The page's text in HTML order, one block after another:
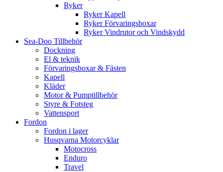
Ryker
Ryker Kapell
Ryker Förvaringsboxar
Ryker Vindrutor och Vindskydd
Sea-Doo Tillbehör
Dockning
El & teknik
Förvaringsboxar & Fästen
Kapell
Kläder
Motor & Pumptillbehör
Styre & Fotsteg
Vattensport
Fordon
Fordon i lager
Husqvarna Motorcyklar
Motocross
Enduro
Travel